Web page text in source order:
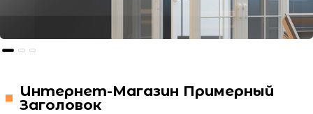
Интернет-Магазин Примерный
Заголовок